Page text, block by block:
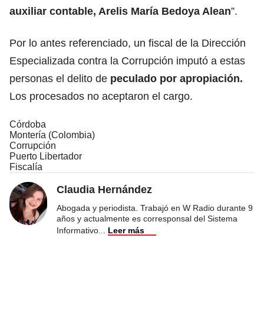
auxiliar contable, Arelis María Bedoya Alean”.
Por lo antes referenciado, un fiscal de la Dirección
Especializada contra la Corrupción imputó a estas
personas el delito de peculado por apropiación.
Los procesados no aceptaron el cargo.
Córdoba
Montería (Colombia)
Corrupción
Puerto Libertador
Fiscalía
Claudia Hernández
Abogada y periodista. Trabajó en W Radio durante 9
años y actualmente es corresponsal del Sistema
Informativo
Leer más